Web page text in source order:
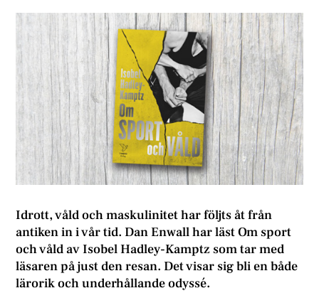
Idrott, våld och maskulinitet har följts åt från
antiken in i vår tid. Dan Enwall har läst Om sport
och våld av Isobel Hadley-Kamptz som tar med
läsaren på just den resan. Det visar sig bli en både
lärorik och underhållande odyssé.